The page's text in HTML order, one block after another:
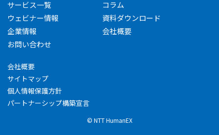
サービス一覧
コラム
ウェビナー情報
資料ダウンロード
企業情報
会社概要
お問い合わせ
会社概要
サイトマップ
個人情報保護方針
パートナーシップ構築宣言
© NTT HumanEX